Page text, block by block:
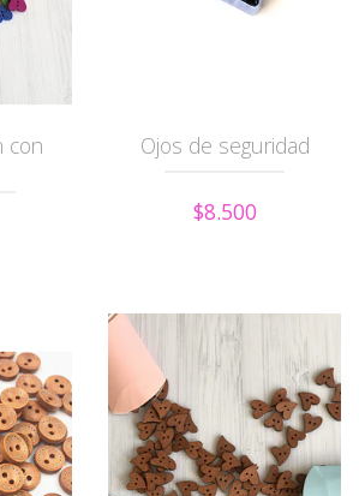
con Ojos de seguridad
$8.500